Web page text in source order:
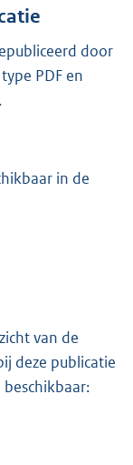
door
PDF en
in de
van de
deze publicatie